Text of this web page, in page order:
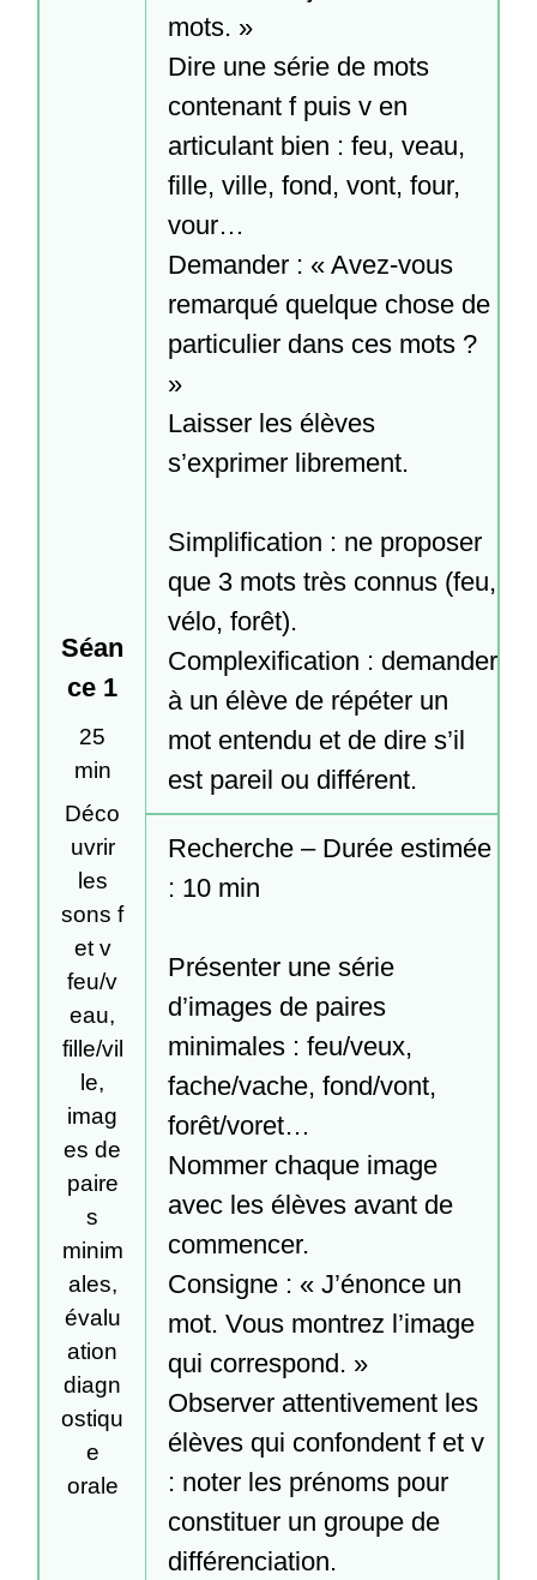
Séan
ce 1
25
min
Déco
uvrir
les
sons f
et v
feu/v
eau,
fille/vil
le,
imag
es de
paire
s
minim
ales,
évalu
ation
diagn
ostiqu
e
orale
mots. »
Dire une série de mots
contenant f puis v en
articulant bien : feu, veau,
fille, ville, fond, vont, four,
vour…
Demander : « Avez-vous
remarqué quelque chose de
particulier dans ces mots ?
»
Laisser les élèves
s’exprimer librement.
Simplification : ne proposer
que 3 mots très connus (feu,
vélo, forêt).
Complexification : demander
à un élève de répéter un
mot entendu et de dire s’il
est pareil ou différent.
Recherche – Durée estimée
: 10 min
Présenter une série
d’images de paires
minimales : feu/veux,
fache/vache, fond/vont,
forêt/voret…
Nommer chaque image
avec les élèves avant de
commencer.
Consigne : « J’énonce un
mot. Vous montrez l’image
qui correspond. »
Observer attentivement les
élèves qui confondent f et v
: noter les prénoms pour
constituer un groupe de
différenciation.